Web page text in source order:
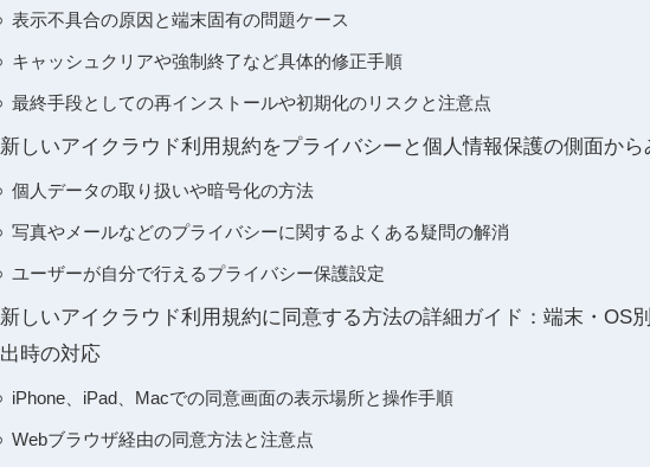
表示不具合の原因と端末固有の問題ケース
キャッシュクリアや強制終了など具体的修正手順
最終手段としての再インストールや初期化のリスクと注意点
新しいアイクラウド利用規約をプライバシーと個人情報保護の側面から
個人データの取り扱いや暗号化の方法
写真やメールなどのプライバシーに関するよくある疑問の解消
ユーザーが自分で行えるプライバシー保護設定
新しいアイクラウド利用規約に同意する方法の詳細ガイド：端末・OS
出時の対応
iPhone、iPad、Macでの同意画面の表示場所と操作手順
Webブラウザ経由の同意方法と注意点